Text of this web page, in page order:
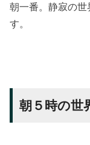
朝一番。静寂の
す。
朝５時の世